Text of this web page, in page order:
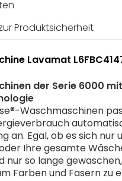
Produktsicherheit
Lavamat
der Serie 6000 mit
Waschmaschinen
an. Egal, ob es sich nur
Ihre gesamte
nur so lange
Farben und Fasern zu